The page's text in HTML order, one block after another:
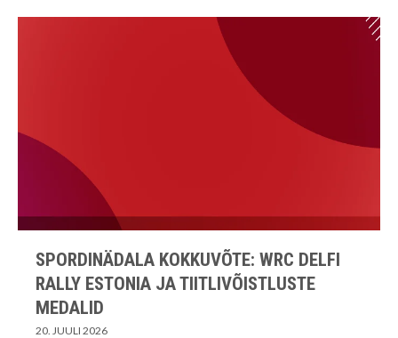
SPORDINÄDALA KOKKUVÕTE: WRC DELFI
RALLY ESTONIA JA TIITLIVÕISTLUSTE
MEDALID
20. JUULI 2026